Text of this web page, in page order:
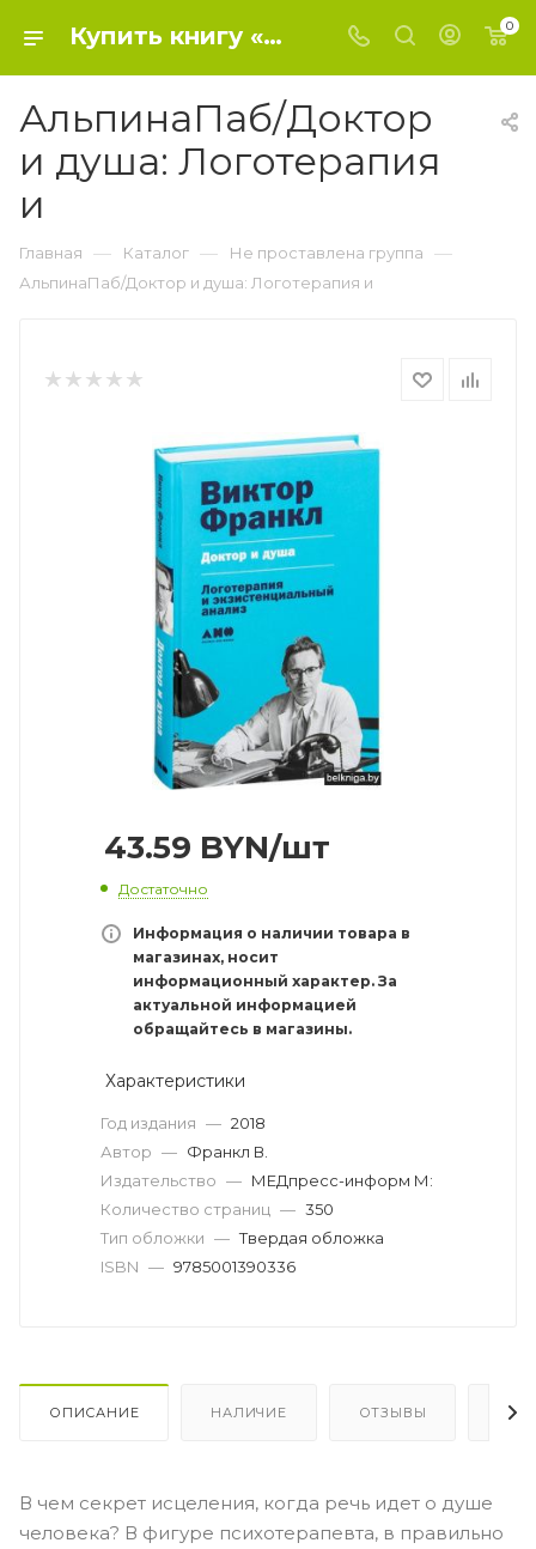
Купить книгу «АльпинаПаб/Доктор и душа: Логотерапия и» 2018, Франкл В. - Не проставлена группа 0
АльпинаПаб/Доктор
и душа: Логотерапия
и
Главная — Каталог — Не проставлена группа —
АльпинаПаб/Доктор и душа: Логотерапия и
43.59 BYN/шт
Достаточно
Информация о наличии товара в
магазинах, носит
информационный характер. За
актуальной информацией
обращайтесь в магазины.
Характеристики
Год издания — 2018
Автор — Франкл В.
Издательство — МЕДпресс-информ М:
Количество страниц — 350
Тип обложки — Твердая обложка
ISBN — 9785001390336
ОПИСАНИЕ НАЛИЧИЕ ОТЗЫВЫ
В чем секрет исцеления, когда речь идет о душе
человека? В фигуре психотерапевта, в правильно